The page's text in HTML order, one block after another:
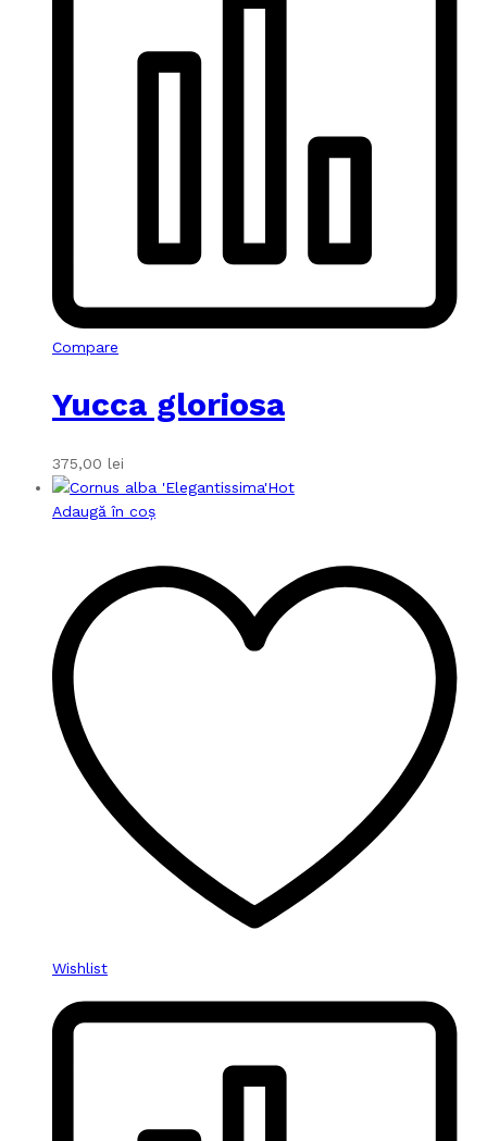
Compare
Yucca gloriosa
375,00 lei
Hot
Adaugă în coș
Wishlist